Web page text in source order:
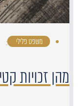
משפט פלילי ·
מהן זכויות